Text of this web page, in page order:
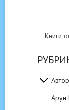
Книги
Арун